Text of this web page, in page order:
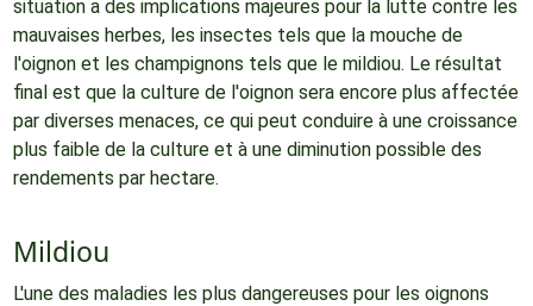
situation a des implications majeures pour la lutte contre les
mauvaises herbes, les insectes tels que la mouche de
l'oignon et les champignons tels que le mildiou. Le résultat
final est que la culture de l'oignon sera encore plus affectée
par diverses menaces, ce qui peut conduire à une croissance
plus faible de la culture et à une diminution possible des
rendements par hectare.
Mildiou
L'une des maladies les plus dangereuses pour les oignons